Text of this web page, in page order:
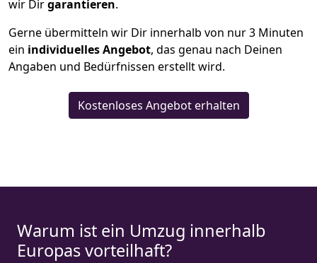
wir Dirgarantieren.
Gerne übermitteln wir Dir innerhalb von nur3 Minuten
ein individuelles Angebot, das genau nach Deinen
Angaben und Bedürfnissen erstellt wird.
Kostenloses Angebot erhalten
Warum ist ein Umzug innerhalb
Europas vorteilhaft?